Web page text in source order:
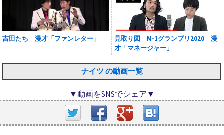
吉田たち 漫才「ファンレター」
見取り図 M-1グランプリ2020 漫
才「マネージャー」
ナイツ の動画一覧
▼動画をSNSでシェア▼